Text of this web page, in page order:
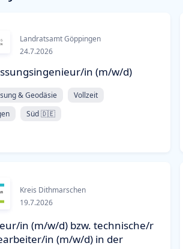
Landratsamt Göppingen
24.7.2026
in (m/w/d)
& Geodäsie
Vollzeit
Süd 🇩🇪
Kreis Dithmarschen
19.7.2026
in (m/w/d) bzw. technische/r
in (m/w/d) in der